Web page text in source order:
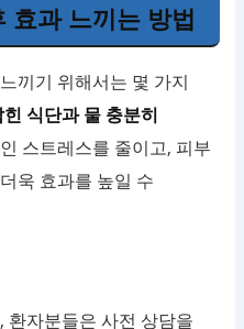
효과 느끼는 방법
끼기 위해서는 몇 가지
식단과 물 충분히
스트레스를 줄이고, 피부
욱 효과를 높일 수
환자분들은 사전 상담을